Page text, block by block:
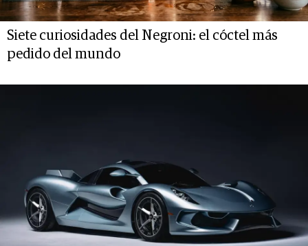
Siete curiosidades del Negroni: el cóctel más
pedido del mundo